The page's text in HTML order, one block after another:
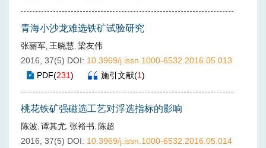
青海小沙龙难选铁矿试验研究
张丽军, 王晓慧, 梁友伟
2016, 37(5) DOI: 10.3969/j.issn.1000-6532.2016.05.013
PDF(231) 施引文献(1)
桃花铁矿强磁选工艺对浮选指标的影响
陈波, 谭其尤, 张裕书, 陈超
2016, 37(5) DOI: 10.3969/j.issn.1000-6532.2016.05.014